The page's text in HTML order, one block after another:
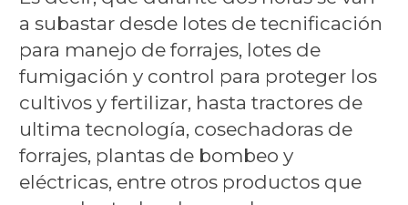
a subastar desde lotes de tecnificación
para manejo de forrajes, lotes de
fumigación y control para proteger los
cultivos y fertilizar, hasta tractores de
ultima tecnología, cosechadoras de
forrajes, plantas de bombeo y
eléctricas, entre otros productos que